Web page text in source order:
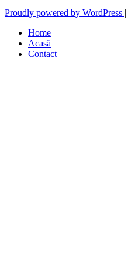
Proudly powered by WordPress |
Home
Acasă
Contact